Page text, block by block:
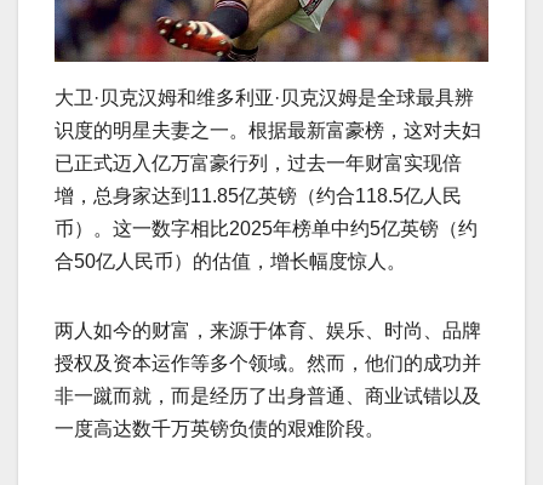
大卫·贝克汉姆和维多利亚·贝克汉姆是全球最具辨
识度的明星夫妻之一。根据最新富豪榜，这对夫妇
已正式迈入亿万富豪行列，过去一年财富实现倍
增，总身家达到11.85亿英镑（约合118.5亿人民
币）。这一数字相比2025年榜单中约5亿英镑（约
合50亿人民币）的估值，增长幅度惊人。
两人如今的财富，来源于体育、娱乐、时尚、品牌
授权及资本运作等多个领域。然而，他们的成功并
非一蹴而就，而是经历了出身普通、商业试错以及
一度高达数千万英镑负债的艰难阶段。